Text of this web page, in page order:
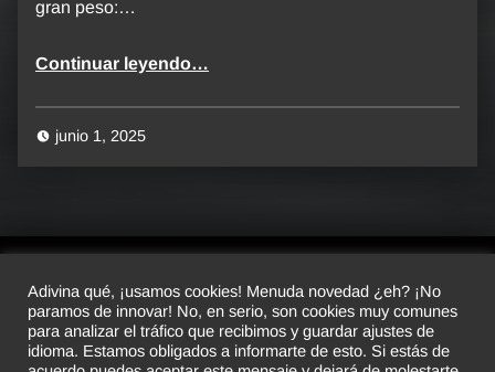
gran peso:…
Continuar leyendo“Devlog #2 – Football Legends: jugadores con cara y ojos (literalmente)”
…
junio 1, 2025
© 2026 Luscofusco Studio. All rights reserved.
Adivina qué, ¡usamos cookies! Menuda novedad ¿eh? ¡No
paramos de innovar! No, en serio, son cookies muy comunes
para analizar el tráfico que recibimos y guardar ajustes de
idioma. Estamos obligados a informarte de esto. Si estás de